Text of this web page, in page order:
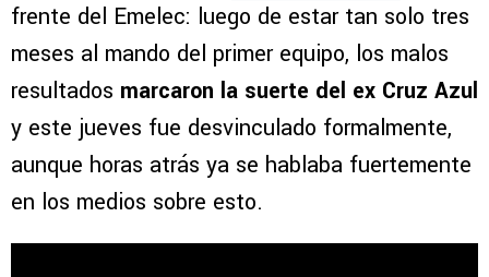
frente del Emelec: luego de estar tan solo tres
meses al mando del primer equipo, los malos
resultados marcaron la suerte del ex Cruz Azul
y este jueves fue desvinculado formalmente,
aunque horas atrás ya se hablaba fuertemente
en los medios sobre esto.